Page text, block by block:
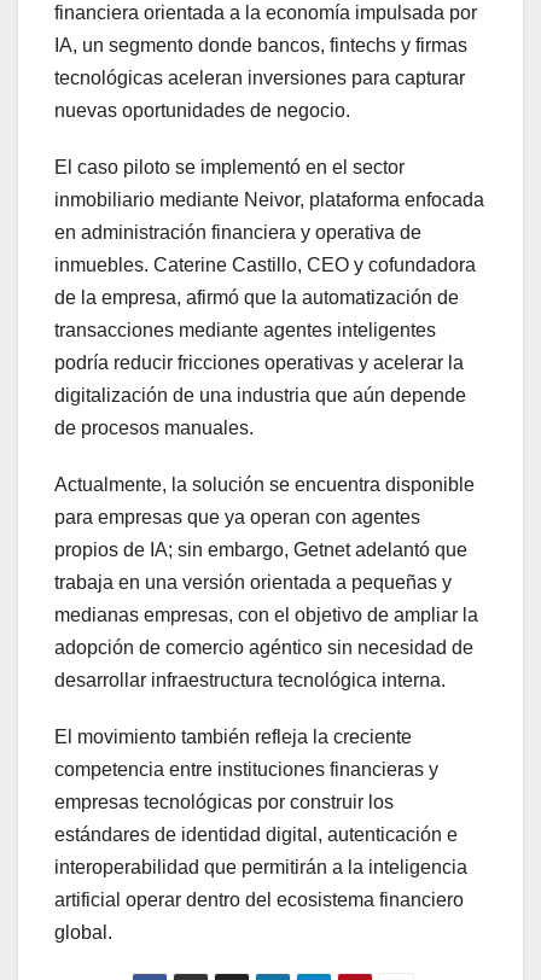
financiera orientada a la economía impulsada por
IA, un segmento donde bancos, fintechs y firmas
tecnológicas aceleran inversiones para capturar
nuevas oportunidades de negocio.
El caso piloto se implementó en el sector
inmobiliario mediante Neivor, plataforma enfocada
en administración financiera y operativa de
inmuebles. Caterine Castillo, CEO y cofundadora
de la empresa, afirmó que la automatización de
transacciones mediante agentes inteligentes
podría reducir fricciones operativas y acelerar la
digitalización de una industria que aún depende
de procesos manuales.
Actualmente, la solución se encuentra disponible
para empresas que ya operan con agentes
propios de IA; sin embargo, Getnet adelantó que
trabaja en una versión orientada a pequeñas y
medianas empresas, con el objetivo de ampliar la
adopción de comercio agéntico sin necesidad de
desarrollar infraestructura tecnológica interna.
El movimiento también refleja la creciente
competencia entre instituciones financieras y
empresas tecnológicas por construir los
estándares de identidad digital, autenticación e
interoperabilidad que permitirán a la inteligencia
artificial operar dentro del ecosistema financiero
global.